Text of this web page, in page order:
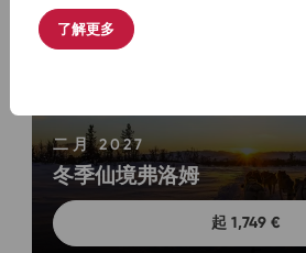
二月 2027
冬季仙境弗洛姆
起 1,749 €
了解更多